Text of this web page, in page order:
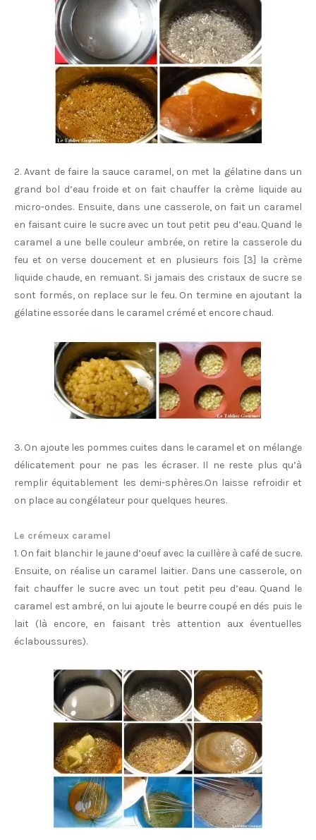
2. Avant de faire la sauce caramel, on met la gélatine dans un
grand bol d’eau froide et on fait chauffer la crème liquide au
micro-ondes. Ensuite, dans une casserole, on fait un caramel
en faisant cuire le sucre avec un tout petit peu d’eau. Quand le
caramel a une belle couleur ambrée, on retire la casserole du
feu et on verse doucement et en plusieurs fois [3] la crème
liquide chaude, en remuant. Si jamais des cristaux de sucre se
sont formés, on replace sur le feu. On termine en ajoutant la
gélatine essorée dans le caramel crémé et encore chaud.
3. On ajoute les pommes cuites dans le caramel et on mélange
délicatement pour ne pas les écraser. Il ne reste plus qu’à
remplir équitablement les demi-sphères.On laisse refroidir et
on place au congélateur pour quelques heures.
Le crémeux caramel
1. On fait blanchir le jaune d’oeuf avec la cuillère à café de sucre.
Ensuite, on réalise un caramel laitier. Dans une casserole, on
fait chauffer le sucre avec un tout petit peu d’eau. Quand le
caramel est ambré, on lui ajoute le beurre coupé en dés puis le
lait (là encore, en faisant très attention aux éventuelles
éclaboussures).